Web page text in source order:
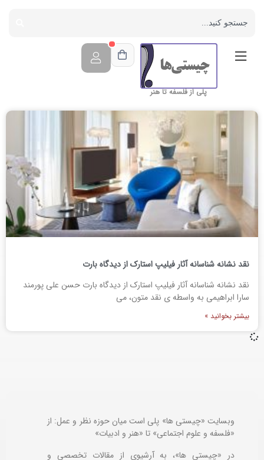
پلی از فلسفه تا هنر
نقد نشانه شناسانه آثار فیلیپ استارک از دیدگاه بارت
نقد نشانه شناسانه آثار فیلیپ استارک از دیدگاه بارت حسن علی پورمند
سارا ابراهیمی به واسطه ی نقد متون، می
بیشتر بخوانید »
وبسایت «چیستی ها» پلی است میان حوزه نظر و عمل: از
«فلسفه و علوم اجتماعی» تا «هنر و ادبیات»
در «چیستی ها»، به آرشیوی از مقالات تخصصی و